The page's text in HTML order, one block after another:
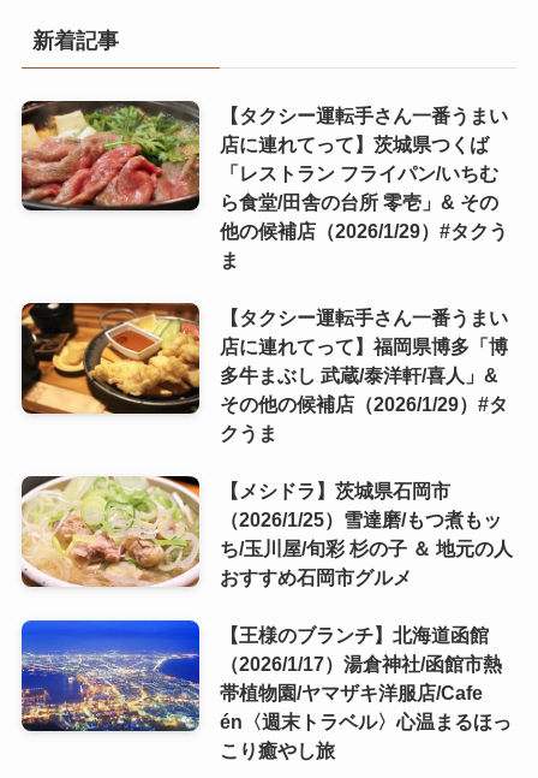
新着記事
【タクシー運転手さん一番うまい
店に連れてって】茨城県つくば
「レストラン フライパン/いちむ
ら食堂/田舎の台所 零壱」& その
他の候補店（2026/1/29）#タクう
ま
【タクシー運転手さん一番うまい
店に連れてって】福岡県博多「博
多牛まぶし 武蔵/泰洋軒/喜人」&
その他の候補店（2026/1/29）#タ
クうま
【メシドラ】茨城県石岡市
（2026/1/25）雪達磨/もつ煮もッ
ち/玉川屋/旬彩 杉の子 ＆ 地元の人
おすすめ石岡市グルメ
【王様のブランチ】北海道函館
（2026/1/17）湯倉神社/函館市熱
帯植物園/ヤマザキ洋服店/Cafe
én〈週末トラベル〉心温まるほっ
こり癒やし旅